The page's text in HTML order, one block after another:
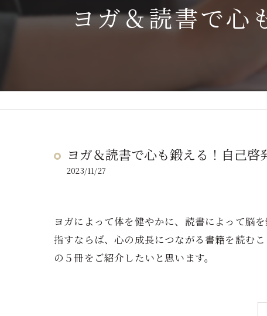
ヨガ＆読書で心
ヨガ＆読書で心も鍛える！自己啓
2023/11/27
ヨガによって体を健やかに、読書によって脳
指すならば、心の成長につながる書籍を読む
の５冊をご紹介したいと思います。